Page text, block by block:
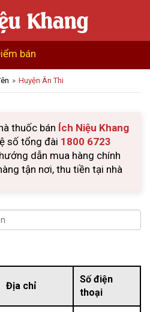
bán
Huyện Ân Thi
thuốc bán Ích Niệu Khang
số tổng đài 1800 6723
dẫn mua hàng chính
tận nơi, thu tiền tại nhà
Địa chỉ
Số điện
thoại